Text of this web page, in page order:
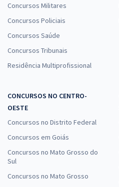
Concursos Militares
Concursos Policiais
Concursos Saúde
Concursos Tribunais
Residência Multiprofissional
CONCURSOS NO CENTRO-
OESTE
Concursos no Distrito Federal
Concursos em Goiás
Concursos no Mato Grosso do
Sul
Concursos no Mato Grosso